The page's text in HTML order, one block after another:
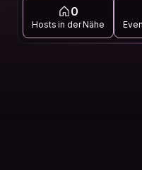
0
Hosts in der Nähe